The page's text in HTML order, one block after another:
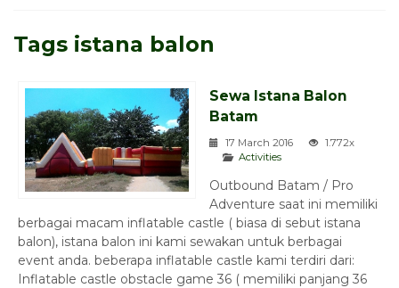
Tags istana balon
Sewa Istana Balon
Batam
17 March 2016
1.772x
Activities
Outbound Batam / Pro
Adventure saat ini memiliki
berbagai macam inflatable castle ( biasa di sebut istana
balon), istana balon ini kami sewakan untuk berbagai
event anda. beberapa inflatable castle kami terdiri dari:
Inflatable castle obstacle game 36 ( memiliki panjang 36